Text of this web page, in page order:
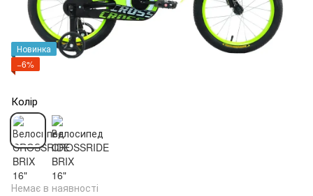
Новинка
−6%
Колір
Немає в наявності